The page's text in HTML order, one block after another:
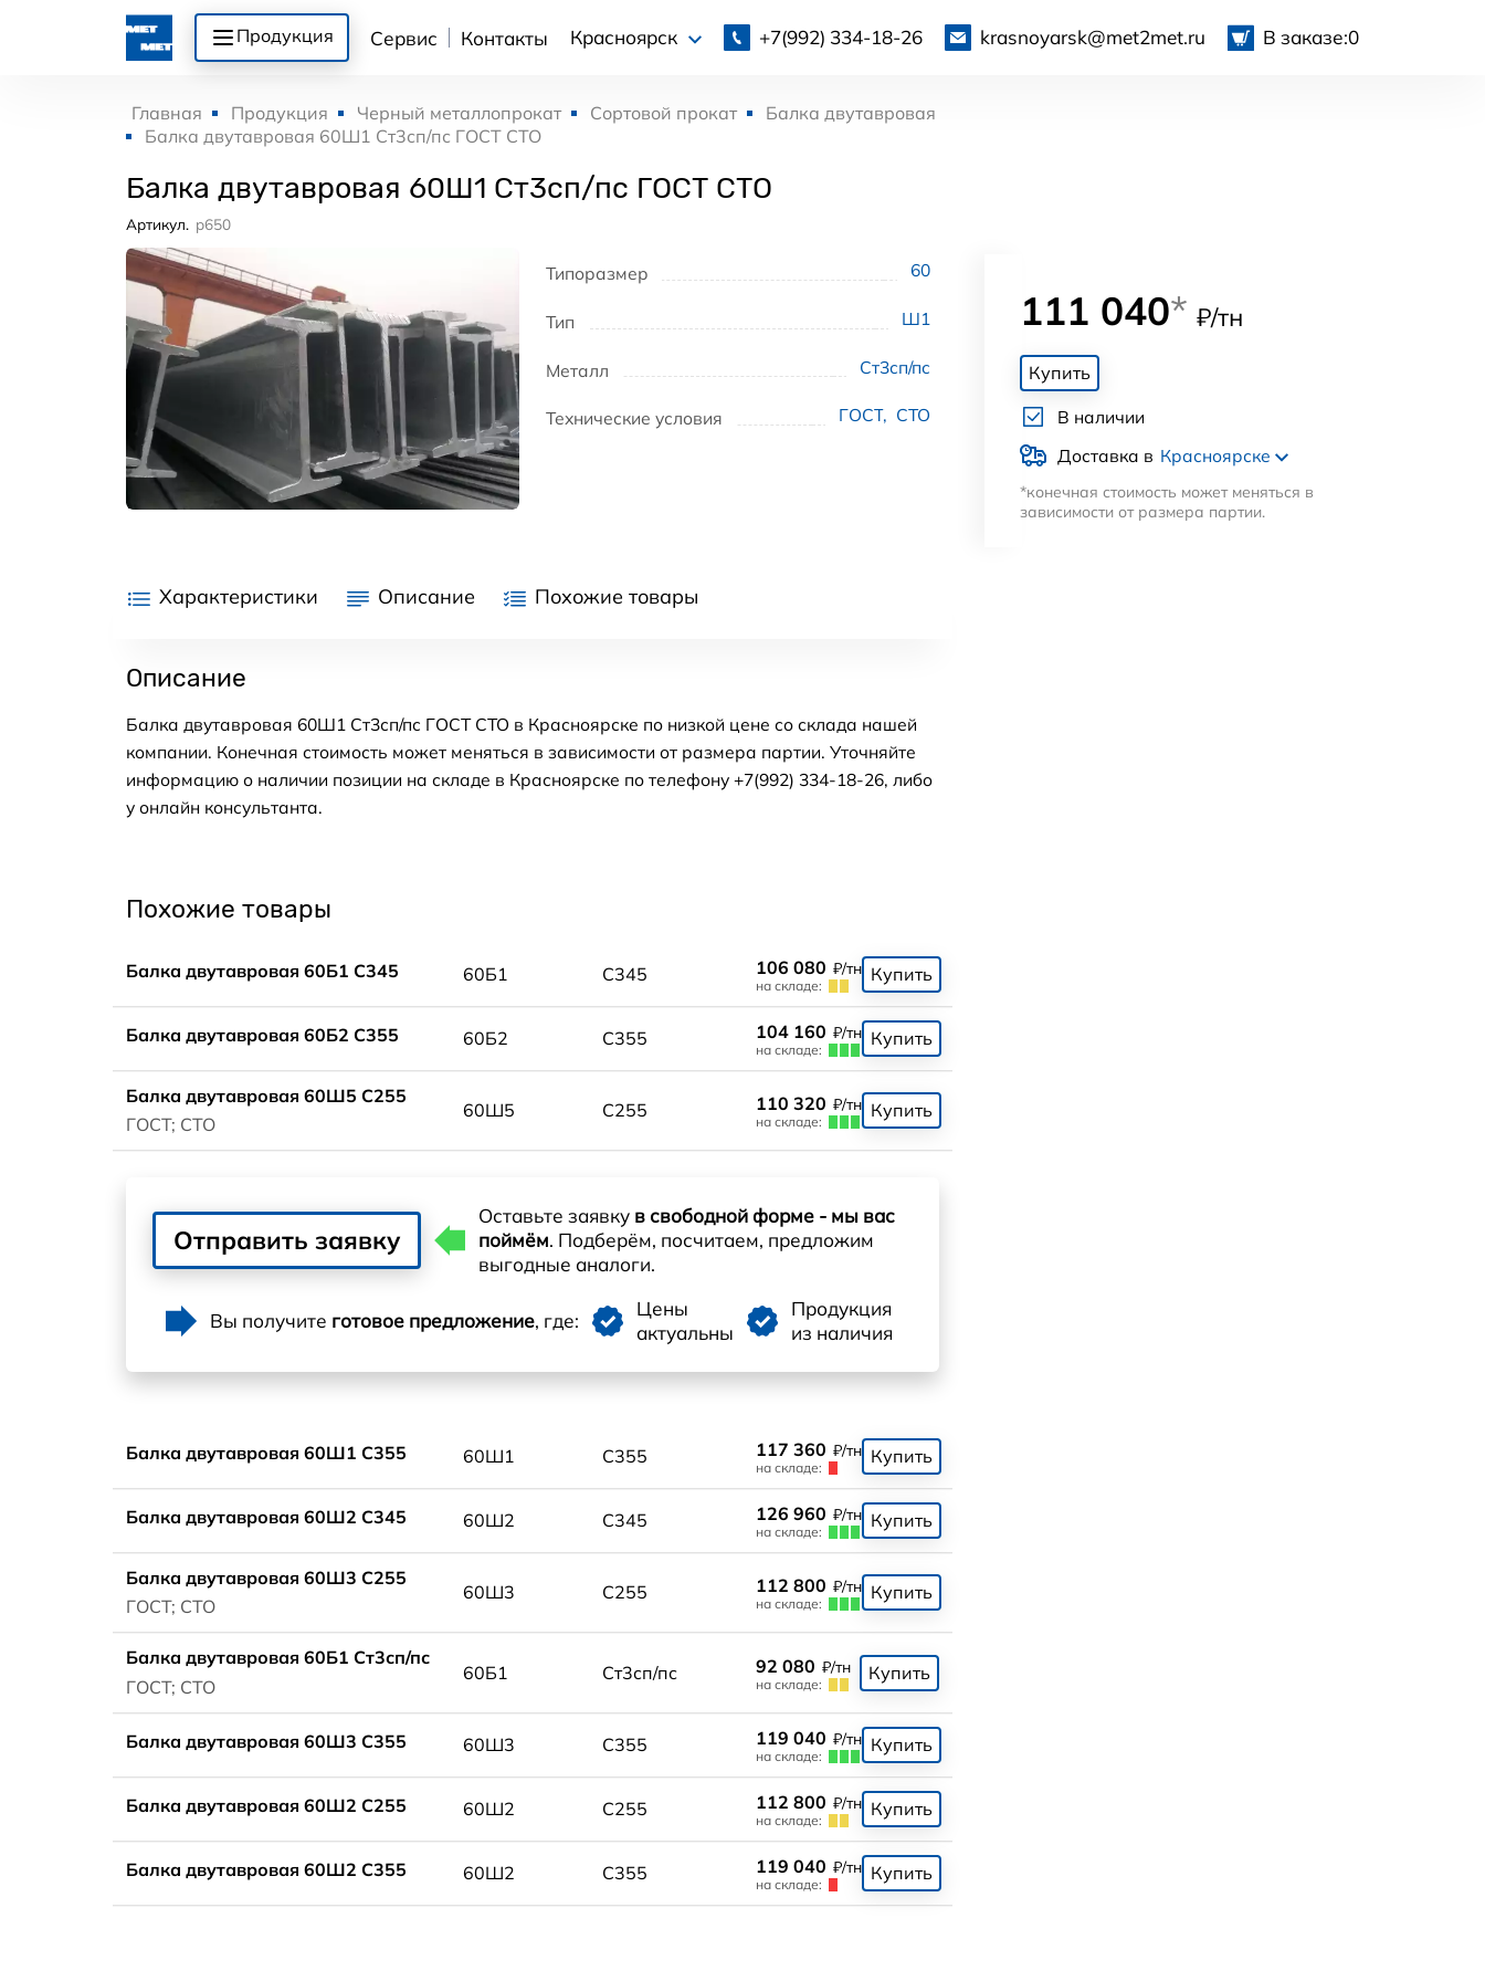
Продукция Сервис Контакты Красноярск +7(992) 334-18-26 krasnoyarsk@met2met.ru В заказе:0
Главная Продукция Черный металлопрокат Сортовой прокат
Балка двутавровая
Балка двутавровая 60Ш1 Ст3сп/пс ГОСТ СТО
Балка двутавровая 60Ш1 Ст3сп/пс ГОСТ СТО
Артикул. p650
Типоразмер 60
Тип Ш1
Металл Ст3сп/пс
Технические условия ГОСТ, СТО
111 040* ₽/тн
Купить
В наличии
Доставка в Красноярске
*конечная стоимость может меняться в
зависимости от размера партии.
Характеристики Описание Похожие товары
Описание
Балка двутавровая 60Ш1 Ст3сп/пс ГОСТ СТО в Красноярске по низкой цене со склада нашей
компании. Конечная стоимость может меняться в зависимости от размера партии. Уточняйте
информацию о наличии позиции на складе в Красноярске по телефону +7(992) 334-18-26, либо
у онлайн консультанта.
Похожие товары
Балка двутавровая 60Б1 С345 60Б1 С345 106 080 ₽/тн
на складе:
Купить
Балка двутавровая 60Б2 С355 60Б2 С355 104 160 ₽/тн
на складе:
Купить
Балка двутавровая 60Ш5 С255
ГОСТ; СТО
60Ш5 С255 110 320 ₽/тн
на складе:
Купить
Отправить заявку
Оставьте заявку в свободной форме - мы вас
поймём. Подберём, посчитаем, предложим
выгодные аналоги.
Вы получите готовое предложение, где:
Цены
актуальны
Продукция
из наличия
Балка двутавровая 60Ш1 С355 60Ш1 С355 117 360 ₽/тн
на складе:
Купить
Балка двутавровая 60Ш2 С345 60Ш2 С345 126 960 ₽/тн
на складе:
Купить
Балка двутавровая 60Ш3 С255
ГОСТ; СТО
60Ш3 С255 112 800 ₽/тн
на складе:
Купить
Балка двутавровая 60Б1 Ст3сп/пс
ГОСТ; СТО
60Б1 Ст3сп/пс 92 080 ₽/тн
на складе:
Купить
Балка двутавровая 60Ш3 С355 60Ш3 С355 119 040 ₽/тн
на складе:
Купить
Балка двутавровая 60Ш2 С255 60Ш2 С255 112 800 ₽/тн
на складе:
Купить
Балка двутавровая 60Ш2 С355 60Ш2 С355 119 040 ₽/тн
на складе:
Купить